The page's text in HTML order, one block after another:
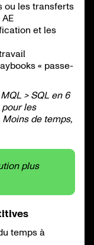
ou les transferts
et les
« passe-
> SQL en 6
les
de temps,
plus
temps à